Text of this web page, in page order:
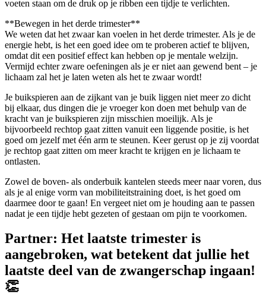
voeten staan om de druk op je ribben een tijdje te verlichten.
**Bewegen in het derde trimester**
We weten dat het zwaar kan voelen in het derde trimester. Als je de
energie hebt, is het een goed idee om te proberen actief te blijven,
omdat dit een positief effect kan hebben op je mentale welzijn.
Vermijd echter zware oefeningen als je er niet aan gewend bent – je
lichaam zal het je laten weten als het te zwaar wordt!
Je buikspieren aan de zijkant van je buik liggen niet meer zo dicht
bij elkaar, dus dingen die je vroeger kon doen met behulp van de
kracht van je buikspieren zijn misschien moeilijk. Als je
bijvoorbeeld rechtop gaat zitten vanuit een liggende positie, is het
goed om jezelf met één arm te steunen. Keer gerust op je zij voordat
je rechtop gaat zitten om meer kracht te krijgen en je lichaam te
ontlasten.
Zowel de boven- als onderbuik kantelen steeds meer naar voren, dus
als je al enige vorm van mobiliteitstraining doet, is het goed om
daarmee door te gaan! En vergeet niet om je houding aan te passen
nadat je een tijdje hebt gezeten of gestaan om pijn te voorkomen.
Partner: Het laatste trimester is
aangebroken, wat betekent dat jullie het
laatste deel van de zwangerschap ingaan!
👏